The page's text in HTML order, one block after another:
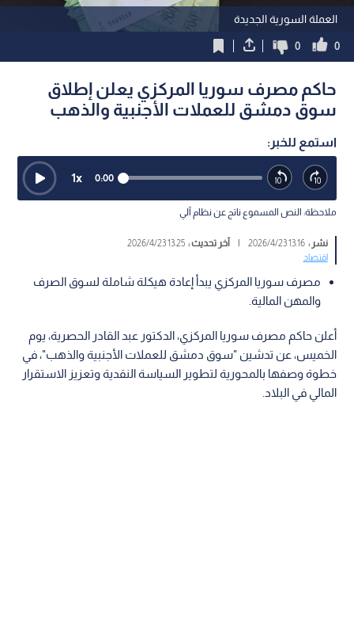
العملة السورية الجديدة
0
0
حاكم مصرف سوريا المركزي يعلن إطلاق
سوق دمشق للعملات الأجنبية والذهب
استمع للخبر:
0:00
1x
ملاحظة: النص المسموع ناتج عن نظام آلي
نشر :13:16 2026/4/23
| آخر تحديث :13:25 2026/4/23
اقتصاد
مصرف سوريا المركزي يبدأ إعادة هيكلة شاملة لسوق الصرف
والمهن المالية.
أعلن حاكم مصرف سوريا المركزي، الدكتور عبد القادر الحصرية، يوم
الخميس، عن تدشين "سوق دمشق للعملات الأجنبية والذهب"، في
خطوة وصفها بالمحورية لتطوير السياسة النقدية وتعزيز الاستقرار
المالي في البلاد.